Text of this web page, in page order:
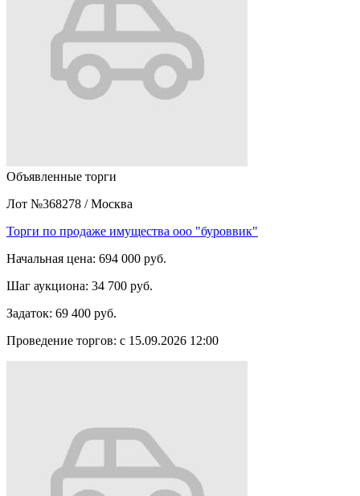
Объявленные торги
Лот №368278 / Москва
Торги по продаже имущества ооо "буроввик"
Начальная цена: 694 000 руб.
Шаг аукциона: 34 700 руб.
Задаток: 69 400 руб.
Проведение торгов: с 15.09.2026 12:00